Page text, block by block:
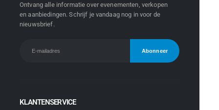
Ontvang alle informatie over evenementen, verkopen
en aanbiedingen. Schrijf je vandaag nog in voor de
nieuwsbrief.
KLANTENSERVICE